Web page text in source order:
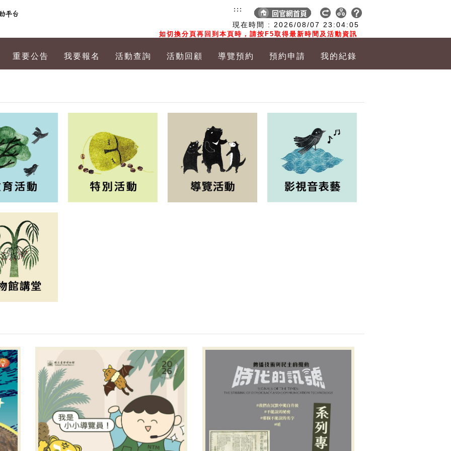
現在時間 : 2026/08/07 23:04:06
如切換分頁再回到本頁時，請按F5取得最新時間及活動資訊
:::
重要公告 我要報名 活動查詢 活動回顧 導覽預約 預約申請 我的紀錄